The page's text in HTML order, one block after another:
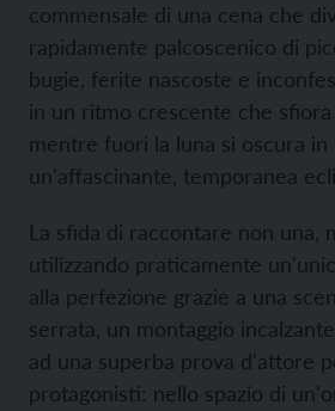
commensale di una cena che
rapidamente palcoscenico di
bugie, ferite nascoste e
in un ritmo crescente che sfiora
mentre fuori la luna si oscura in
un'affascinante, temporanea
La sfida di raccontare non una,
utilizzando praticamente
alla perfezione grazie a una
serrata, un montaggio
ad una superba prova d'attore
protagonisti: nello spazio di